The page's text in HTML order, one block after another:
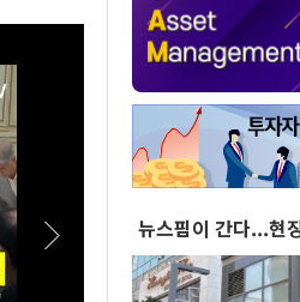
뉴스핌이 간다...현